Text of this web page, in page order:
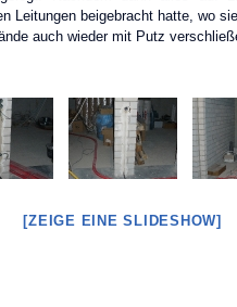
Leitungen beigebracht hatte, wo
auch wieder mit Putz
[ZEIGE EINE SLIDESHOW]